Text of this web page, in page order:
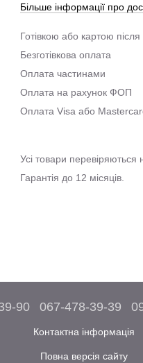
Більше інформації про
Готівкою або картою
Безготівкова оплата
Оплата частинами
Оплата на рахунок ФОП
Оплата Visa або
Усі товари перевіряються
Гарантія до 12 місяців.
90 067-478-39-39
Контактна інформація
Повна версія сайту